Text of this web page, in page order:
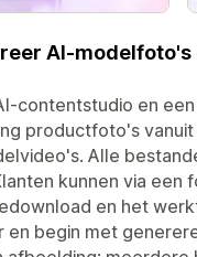
AI-modelfoto's
contentstudio en
productfoto's
Alle
kunnen via een
en het
begin met